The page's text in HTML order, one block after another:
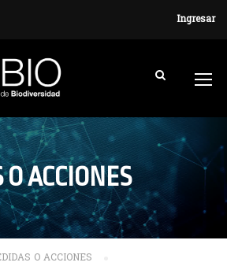
Ingresar
ACCIONES
O ACCIONES